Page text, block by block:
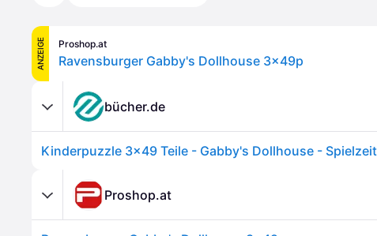
ANZEIGE Proshop.at
Ravensburger Gabby's Dollhouse 3x49p
bücher.de
Proshop.at